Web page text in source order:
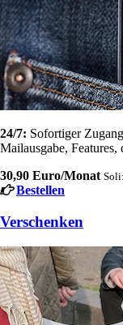
24/7: Sofortiger
Mailausgabe, Features,
30,90 Euro/Monat
Bestellen
Verschenken